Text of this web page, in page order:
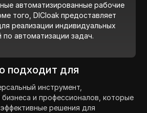
автоматизированные рабочие
того, DICloak предоставляет
реализации индивидуальных
по автоматизации задач.
подходит для
инструмент,
и профессионалов, которые
решения для